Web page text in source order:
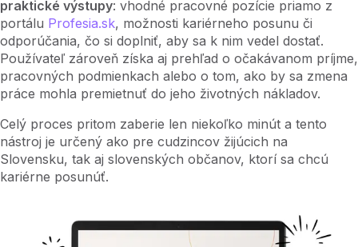
praktické výstupy: vhodné pracovné pozície priamo z
portálu Profesia.sk, možnosti kariérneho posunu či
odporúčania, čo si doplniť, aby sa k nim vedel dostať.
Používateľ zároveň získa aj prehľad o očakávanom príjme,
pracovných podmienkach alebo o tom, ako by sa zmena
práce mohla premietnuť do jeho životných nákladov.
Celý proces pritom zaberie len niekoľko minút a tento
nástroj je určený ako pre cudzincov žijúcich na
Slovensku, tak aj slovenských občanov, ktorí sa chcú
kariérne posunúť.